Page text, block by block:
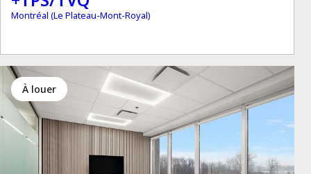
Montréal (Le Plateau-Mont-Royal)
à louer